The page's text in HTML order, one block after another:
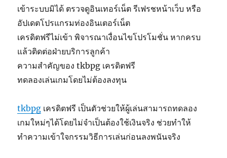
เข้าระบบมิได้ ตรวจดูอินเทอร์เน็ต รีเฟรชหน้าเว็บ หรือ
อัปเดตโปรแกรมท่องอินเตอร์เน็ต
เครดิตฟรีไม่เข้า พิจารณาเงื่อนไขโปรโมชั่น หากครบ
แล้วติดต่อฝ่ายบริการลูกค้า
ความสำคัญของ tkbpg เครดิตฟรี
ทดลองเล่นเกมโดยไม่ต้องลงทุน
tkbpg เครดิตฟรี เป็นตัวช่วยให้ผู้เล่นสามารถทดลอง
เกมใหม่ๆได้โดยไม่จำเป็นต้องใช้เงินจริง ช่วยทำให้
ทำความเข้าใจกรรมวิธีการเล่นก่อนลงพนันจริง